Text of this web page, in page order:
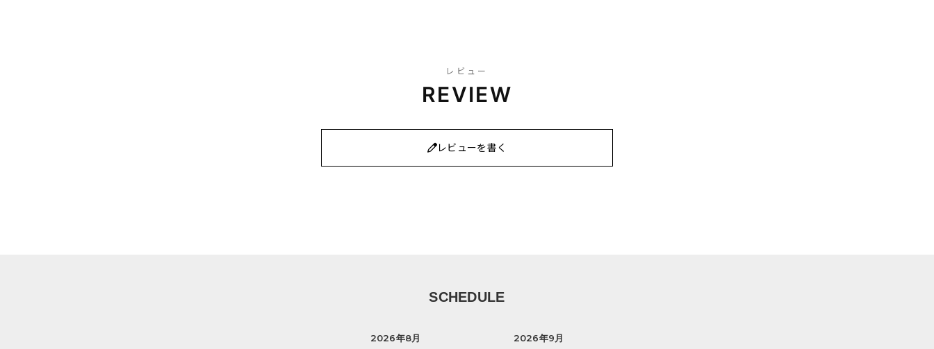
レビュー
REVIEW
レビューを書く
SCHEDULE
2026年8月 2026年9月